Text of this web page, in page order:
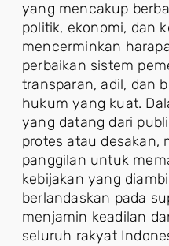
yang mencakup
politik, ekonomi, dan
mencerminkan
perbaikan sistem
transparan, adil, dan
hukum yang kuat.
yang datang dari
protes atau desakan,
panggilan untuk
kebijakan yang
berlandaskan pada
menjamin keadilan
seluruh rakyat